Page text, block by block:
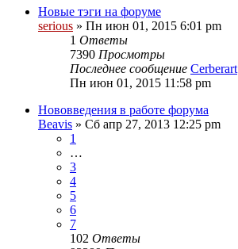
Новые тэги на форуме
serious » Пн июн 01, 2015 6:01 pm
1 Ответы
7390 Просмотры
Последнее сообщение Cerberart
Пн июн 01, 2015 11:58 pm
Нововведения в работе форума
Beavis » Сб апр 27, 2013 12:25 pm
1
…
3
4
5
6
7
102 Ответы